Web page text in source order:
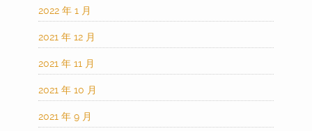
2022 年 1 月
2021 年 12 月
2021 年 11 月
2021 年 10 月
2021 年 9 月